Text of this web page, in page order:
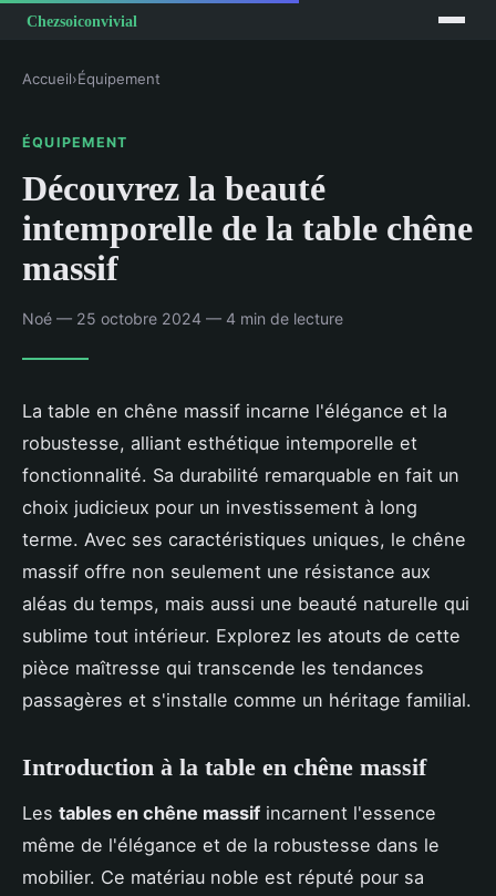
Accueil›Équipement
ÉQUIPEMENT
Découvrez la beauté
intemporelle de la table chêne
massif
Noé — 25 octobre 2024 — 4 min de lecture
La table en chêne massif incarne l'élégance et la
robustesse, alliant esthétique intemporelle et
fonctionnalité. Sa durabilité remarquable en fait un
choix judicieux pour un investissement à long
terme. Avec ses caractéristiques uniques, le chêne
massif offre non seulement une résistance aux
aléas du temps, mais aussi une beauté naturelle qui
sublime tout intérieur. Explorez les atouts de cette
pièce maîtresse qui transcende les tendances
passagères et s'installe comme un héritage familial.
Introduction à la table en chêne massif
Les tables en chêne massif incarnent l'essence
même de l'élégance et de la robustesse dans le
mobilier. Ce matériau noble est réputé pour sa